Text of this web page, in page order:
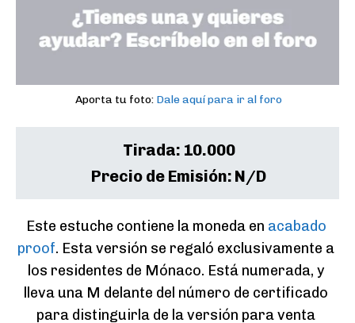
Aporta tu foto: Dale aquí para ir al foro
Tirada: 10.000
Precio de Emisión: N/D
Este estuche contiene la moneda en acabado
proof. Esta versión se regaló exclusivamente a
los residentes de Mónaco. Está numerada, y
lleva una M delante del número de certificado
para distinguirla de la versión para venta